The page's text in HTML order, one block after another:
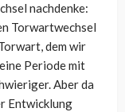
nachdenke:
Torwartwechsel
dem wir
Periode mit
Aber da
Entwicklung